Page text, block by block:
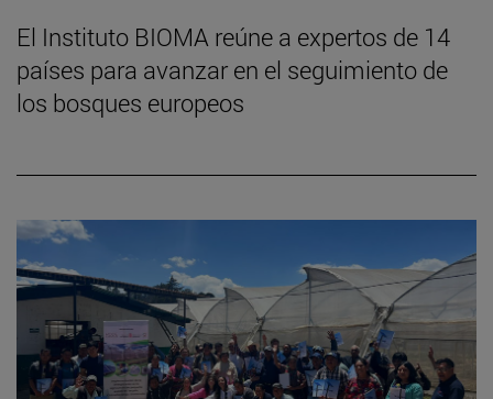
El Instituto BIOMA reúne a expertos de 14
países para avanzar en el seguimiento de
los bosques europeos